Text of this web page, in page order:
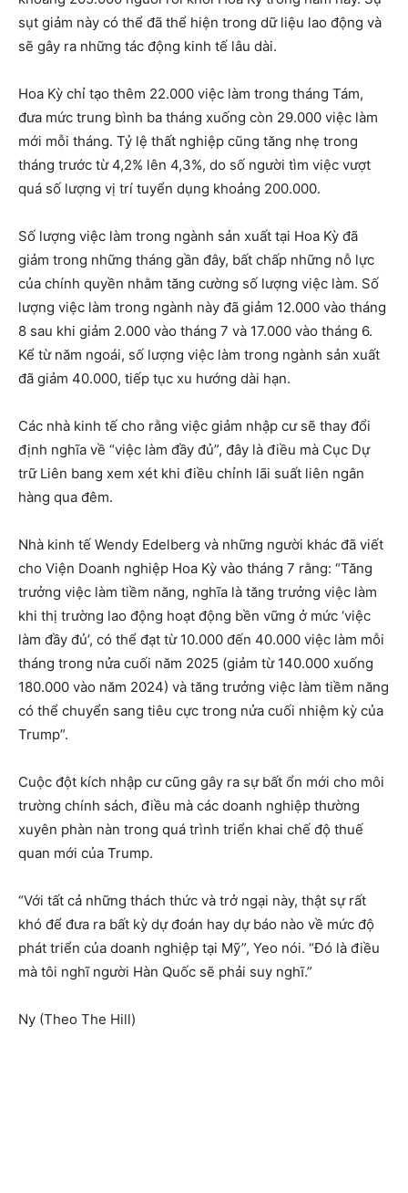
sụt giảm này có thể đã thể hiện trong dữ liệu lao động và
sẽ gây ra những tác động kinh tế lâu dài.
Hoa Kỳ chỉ tạo thêm 22.000 việc làm trong tháng Tám,
đưa mức trung bình ba tháng xuống còn 29.000 việc làm
mới mỗi tháng. Tỷ lệ thất nghiệp cũng tăng nhẹ trong
tháng trước từ 4,2% lên 4,3%, do số người tìm việc vượt
quá số lượng vị trí tuyển dụng khoảng 200.000.
Số lượng việc làm trong ngành sản xuất tại Hoa Kỳ đã
giảm trong những tháng gần đây, bất chấp những nỗ lực
của chính quyền nhằm tăng cường số lượng việc làm. Số
lượng việc làm trong ngành này đã giảm 12.000 vào tháng
8 sau khi giảm 2.000 vào tháng 7 và 17.000 vào tháng 6.
Kể từ năm ngoái, số lượng việc làm trong ngành sản xuất
đã giảm 40.000, tiếp tục xu hướng dài hạn.
Các nhà kinh tế cho rằng việc giảm nhập cư sẽ thay đổi
định nghĩa về “việc làm đầy đủ”, đây là điều mà Cục Dự
trữ Liên bang xem xét khi điều chỉnh lãi suất liên ngân
hàng qua đêm.
Nhà kinh tế Wendy Edelberg và những người khác đã viết
cho Viện Doanh nghiệp Hoa Kỳ vào tháng 7 rằng: “Tăng
trưởng việc làm tiềm năng, nghĩa là tăng trưởng việc làm
khi thị trường lao động hoạt động bền vững ở mức ‘việc
làm đầy đủ’, có thể đạt từ 10.000 đến 40.000 việc làm mỗi
tháng trong nửa cuối năm 2025 (giảm từ 140.000 xuống
180.000 vào năm 2024) và tăng trưởng việc làm tiềm năng
có thể chuyển sang tiêu cực trong nửa cuối nhiệm kỳ của
Trump”.
Cuộc đột kích nhập cư cũng gây ra sự bất ổn mới cho môi
trường chính sách, điều mà các doanh nghiệp thường
xuyên phàn nàn trong quá trình triển khai chế độ thuế
quan mới của Trump.
“Với tất cả những thách thức và trở ngại này, thật sự rất
khó để đưa ra bất kỳ dự đoán hay dự báo nào về mức độ
phát triển của doanh nghiệp tại Mỹ”, Yeo nói. “Đó là điều
mà tôi nghĩ người Hàn Quốc sẽ phải suy nghĩ.”
Ny (Theo The Hill)